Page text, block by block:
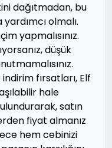
dağıtmadan, bu
olmalı.
yapmalısınız.
düşük
fırsatları, Elf
hale
satın
fiyat almanız
hem cebinizi